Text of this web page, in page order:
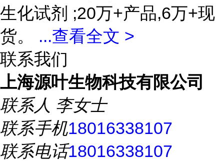
生化试剂 ;20万+产品,6万+现
货。 ...查看全文 >
联系我们
上海源叶生物科技有限公司
联系人 李女士
联系手机18016338107
联系电话18016338107